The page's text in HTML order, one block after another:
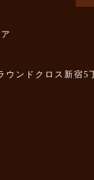
ンドクロス新宿5